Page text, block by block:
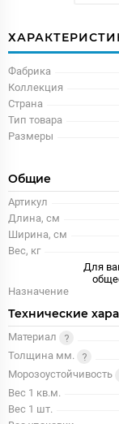
Фабрика
Коллекция
Страна
Тип товара
Размеры
Общие
Артикул
Длина, см
Ширина, см
Вес, кг
Назначение
Для
Технические
Материал
Толщина мм.
Морозоустойчивость
Вес 1 кв.м.
Вес 1 шт.